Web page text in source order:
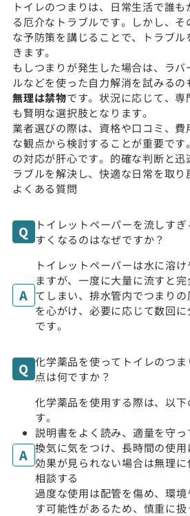
トイレのつまりは、日常生活で誰
る厄介なトラブルです。しかし、
な予防策を講じることで、トラブ
きます。
もしつまりが発生した場合は、ラバ
ルなどを使った自力解消を試みるの
無理は禁物です。状況に応じて、
も賢明な選択肢となります。
業者選びの際は、資格や口コミ、費
な観点から検討することが重要で
の対応が肝心です。的確な判断と迅
ラブルを解決し、快適な日常を取り
よくある質問
トイレットペーパーを流しす
すくなるのはなぜですか？
トイレットペーパーは水に溶
ますが、一度に大量に流すと
てしまい、排水管内でつまり
を心がけ、必要に応じて数回
です。
化学薬品を使ってトイレのつ
点は何ですか？
化学薬品を使用する際は、以
す。
説明書をよく読み、適量を守っ
換気に気をつけ、長時間の使用
効果が見られない場合は無理
相談する
過度な使用は配管を傷め、環
す可能性があるため、慎重に扱